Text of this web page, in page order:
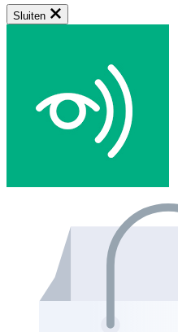
Sluiten